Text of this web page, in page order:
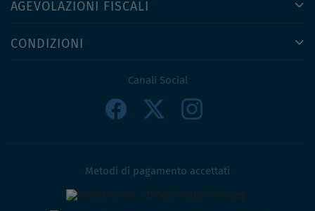
AGEVOLAZIONI FISCALI
CONDIZIONI
Canali Social
Metodi di pagamento accettati